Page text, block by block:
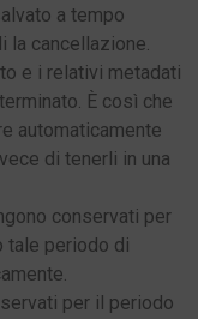
a tempo
la cancellazione.
e i relativi metadati
È così che
automaticamente
di tenerli in una
conservati per
tale periodo di
per il periodo